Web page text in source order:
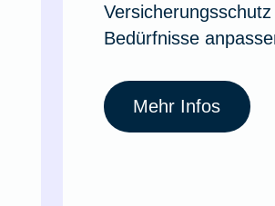
Bedürfnisse
Mehr Infos